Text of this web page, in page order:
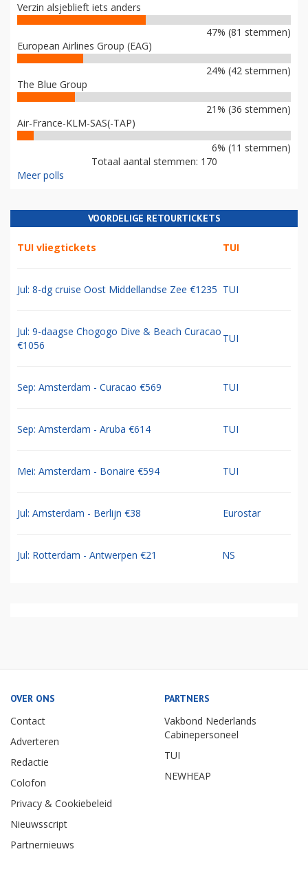
Verzin alsjeblieft iets anders
47% (81 stemmen)
European Airlines Group (EAG)
24% (42 stemmen)
The Blue Group
21% (36 stemmen)
Air-France-KLM-SAS(-TAP)
6% (11 stemmen)
Totaal aantal stemmen: 170
Meer polls
VOORDELIGE RETOURTICKETS
TUI vliegtickets TUI
Jul: 8-dg cruise Oost Middellandse Zee €1235 TUI
Jul: 9-daagse Chogogo Dive & Beach Curacao
€1056
TUI
Sep: Amsterdam - Curacao €569 TUI
Sep: Amsterdam - Aruba €614 TUI
Mei: Amsterdam - Bonaire €594 TUI
Jul: Amsterdam - Berlijn €38 Eurostar
Jul: Rotterdam - Antwerpen €21 NS
OVER ONS
Contact
Adverteren
Redactie
Colofon
Privacy & Cookiebeleid
Nieuwsscript
Partnernieuws
PARTNERS
Vakbond Nederlands
Cabinepersoneel
TUI
NEWHEAP